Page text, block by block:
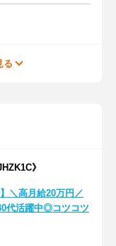
る
》
＼高月給20万円／
代活躍中◎コツコツ